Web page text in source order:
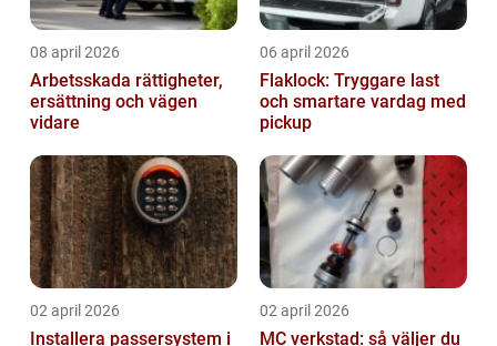
08 april 2026
Arbetsskada rättigheter,
ersättning och vägen
vidare
06 april 2026
Flaklock: Tryggare last
och smartare vardag med
pickup
02 april 2026
Installera passersystem i
02 april 2026
MC verkstad: så väljer du